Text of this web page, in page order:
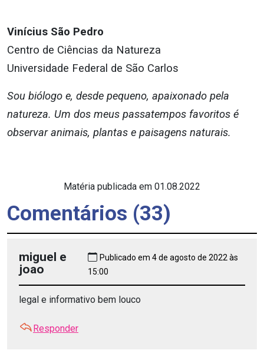
Vinícius São Pedro
Centro de Ciências da Natureza
Universidade Federal de São Carlos
Sou biólogo e, desde pequeno, apaixonado pela
natureza. Um dos meus passatempos favoritos é
observar animais, plantas e paisagens naturais.
Matéria publicada em 01.08.2022
Comentários (33)
miguel e
joao
Publicado em 4 de agosto de 2022 às
15:00
legal e informativo bem louco
Responder